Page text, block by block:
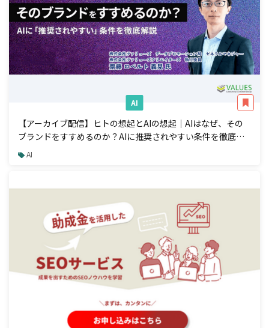
AI
【アーカイブ配信】ヒトの想起とAIの想起｜AIはなぜ、その
ブランドをすすめるのか？AIに推奨されやすい条件を徹底解
説 AI